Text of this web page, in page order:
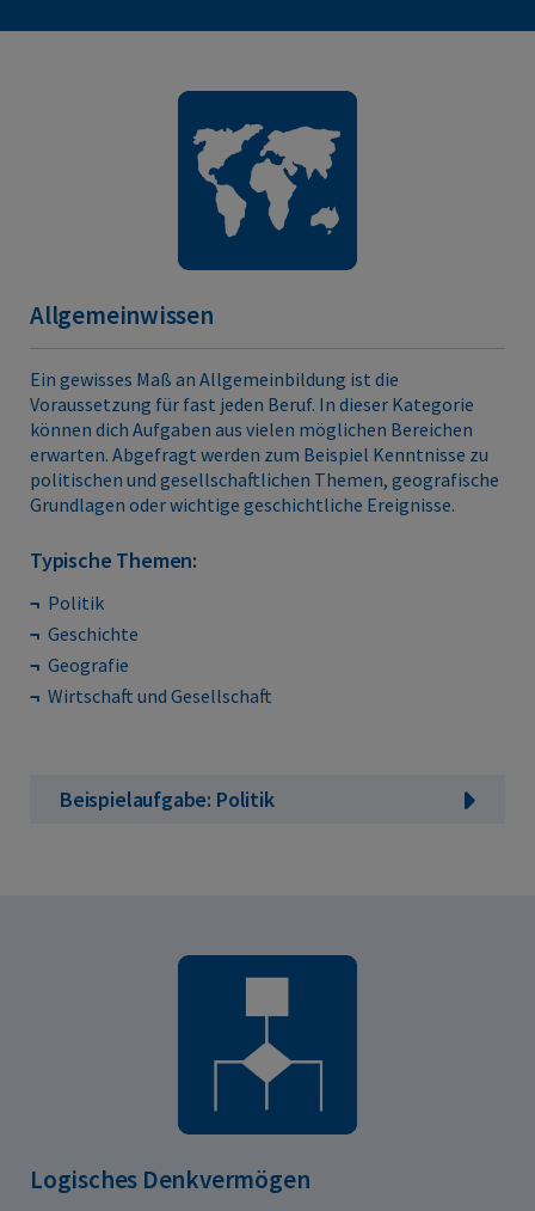
Allgemeinwissen
Ein gewisses Maß an Allgemeinbildung ist die
Voraussetzung für fast jeden Beruf. In dieser Kategorie
können dich Aufgaben aus vielen möglichen Bereichen
erwarten. Abgefragt werden zum Beispiel Kenntnisse zu
politischen und gesellschaftlichen Themen, geografische
Grundlagen oder wichtige geschichtliche Ereignisse.
Typische Themen:
Politik
Geschichte
Geografie
Wirtschaft und Gesellschaft
Beispielaufgabe: Politik
Logisches Denkvermögen